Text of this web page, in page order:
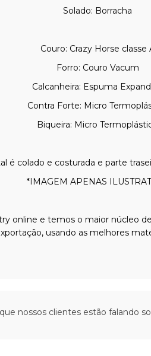
Solado: Borracha
Couro: Crazy Horse classe
Forro: Couro Vacum
Calcanheira: Espuma
Contra Forte: Micro
Biqueira: Micro
é colado e costurada e parte
*IMAGEM APENAS
online e temos o maior núcleo
usando as melhores
nossos clientes estão falando